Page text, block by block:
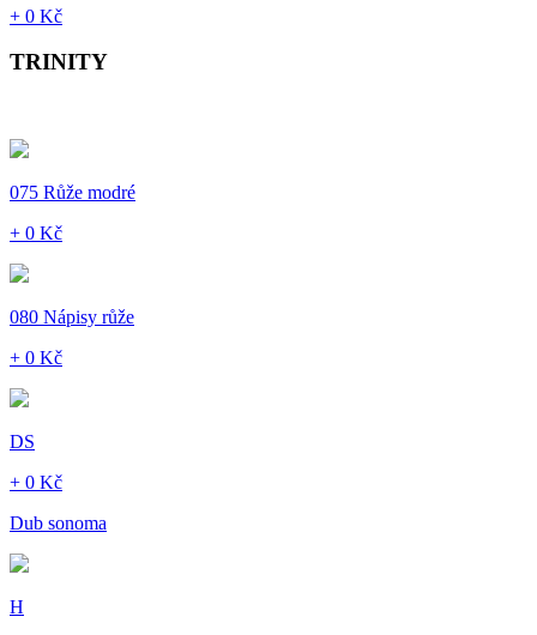
+ 0 Kč
TRINITY
075 Růže modré
+ 0 Kč
080 Nápisy růže
+ 0 Kč
DS
+ 0 Kč
Dub sonoma
H